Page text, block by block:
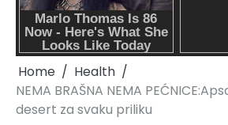
Home
Health
NEMA BRAŠNA NEMA
desert za svaku priliku